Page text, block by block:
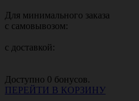
Для минимального заказа
с самовывозом:
с доставкой:
Доступно 0 бонусов.
ПЕРЕЙТИ В КОРЗИНУ